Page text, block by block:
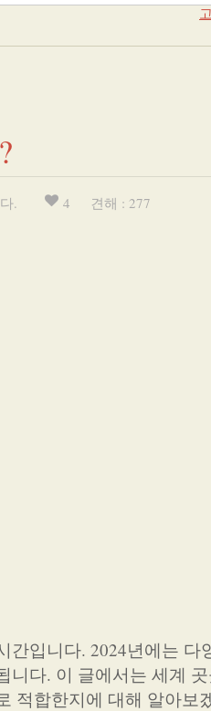
. 4 견해 : 277
입니다. 2024년에는 다
니다. 이 글에서는 세계
적합한지에 대해 알아보